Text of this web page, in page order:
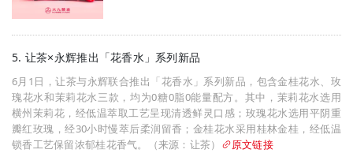
5. 让茶×永辉推出「花香水」系列新品
6月1日，让茶与永辉联合推出「花香水」系列新品，包含金桂花水、玫
瑰花水和茉莉花水三款，均为0糖0脂0能量配方。其中，茉莉花水选用
横州茉莉花，经低温萃取工艺呈现清透鲜灵口感；玫瑰花水选用平阴重
瓣红玫瑰，经30小时慢萃后柔润留香；金桂花水采用桂林金桂，经低温
锁香工艺保留浓郁桂花香气。（来源：让茶）
原文链接